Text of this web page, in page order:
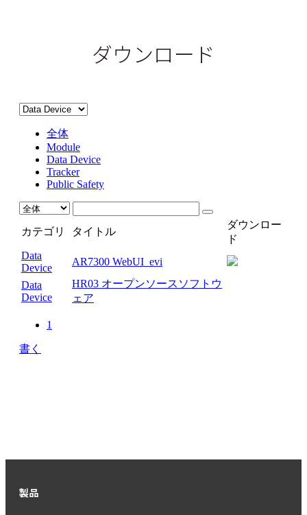
ダウンロード
全体
Module
Data Device
Tracker
Public Safety
カテゴリ タイトル
ダウンロー
ド
Data
Device
AR7300 WebUI_evi
Data
Device
HR03 オープンソースソフトウ
ェア
1
書く
製品